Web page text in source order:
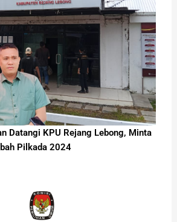
Datangi KPU Rejang Lebong, Minta
Pilkada 2024